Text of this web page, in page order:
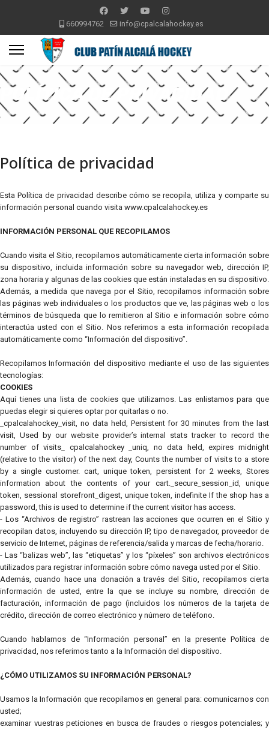
660994762 info@cpalcalahockey.es
POLÍTICA DE PRIVACIDAD
Política de privacidad
Esta Política de privacidad describe cómo se recopila, utiliza y comparte su
información personal cuando visita www.cpalcalahockey.es
INFORMACIÓN PERSONAL QUE RECOPILAMOS
Cuando visita el Sitio, recopilamos automáticamente cierta información sobre
su dispositivo, incluida información sobre su navegador web, dirección IP,
zona horaria y algunas de las cookies que están instaladas en su dispositivo.
Además, a medida que navega por el Sitio, recopilamos información sobre
las páginas web individuales o los productos que ve, las páginas web o los
términos de búsqueda que lo remitieron al Sitio e información sobre cómo
interactúa usted con el Sitio. Nos referimos a esta información recopilada
automáticamente como “Información del dispositivo”.
Recopilamos Información del dispositivo mediante el uso de las siguientes
tecnologías:
COOKIES
Aquí tienes una lista de cookies que utilizamos. Las enlistamos para que
puedas elegir si quieres optar por quitarlas o no.
_cpalcalahockey_visit, no data held, Persistent for 30 minutes from the last
visit, Used by our website provider’s internal stats tracker to record the
number of visits_ cpalcalahockey _uniq, no data held, expires midnight
(relative to the visitor) of the next day, Counts the number of visits to a store
by a single customer. cart, unique token, persistent for 2 weeks, Stores
information about the contents of your cart._secure_session_id, unique
token, sessional storefront_digest, unique token, indefinite If the shop has a
password, this is used to determine if the current visitor has access.
- Los “Archivos de registro” rastrean las acciones que ocurren en el Sitio y
recopilan datos, incluyendo su dirección IP, tipo de navegador, proveedor de
servicio de Internet, páginas de referencia/salida y marcas de fecha/horario.
- Las “balizas web”, las “etiquetas” y los “píxeles” son archivos electrónicos
utilizados para registrar información sobre cómo navega usted por el Sitio.
Además, cuando hace una donación a través del Sitio, recopilamos cierta
información de usted, entre la que se incluye su nombre, dirección de
facturación, información de pago (incluidos los números de la tarjeta de
crédito, dirección de correo electrónico y número de teléfono.
Cuando hablamos de “Información personal” en la presente Política de
privacidad, nos referimos tanto a la Información del dispositivo.
¿CÓMO UTILIZAMOS SU INFORMACIÓN PERSONAL?
Usamos la Información que recopilamos en general para: comunicarnos con
usted;
examinar vuestras peticiones en busca de fraudes o riesgos potenciales; y